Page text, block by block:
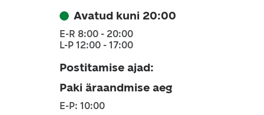
Avatud kuni 20:00
E-R 8:00 - 20:00
L-P 12:00 - 17:00
Postitamise ajad:
Paki äraandmise aeg
E-P: 10:00